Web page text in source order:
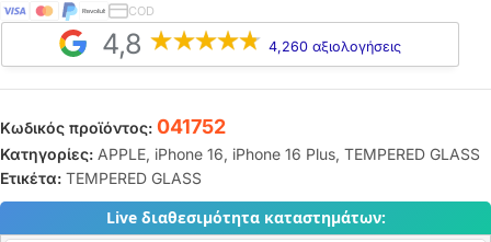
COD
4,8 4,260 αξιολογήσεις
Κωδικός προϊόντος: 041752
Κατηγορίες: APPLE, iPhone 16, iPhone 16 Plus, TEMPERED GLASS
Ετικέτα: TEMPERED GLASS
Live διαθεσιμότητα καταστημάτων: